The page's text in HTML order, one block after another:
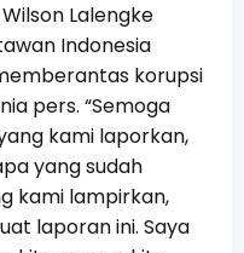
Lalengke
Indonesia
korupsi
pers. “Semoga
kami laporkan,
yang sudah
kami lampirkan,
laporan ini. Saya